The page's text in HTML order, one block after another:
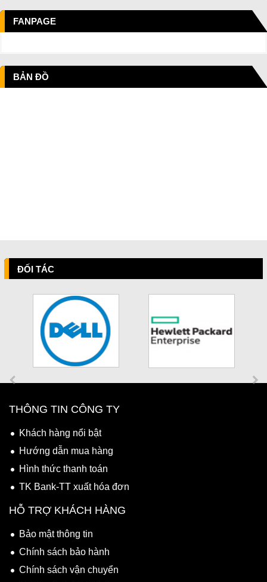
FANPAGE
BẢN ĐỒ
ĐỐI TÁC
THÔNG TIN CÔNG TY
Khách hàng nổi bật
Hướng dẫn mua hàng
Hình thức thanh toán
TK Bank-TT xuất hóa đơn
HỖ TRỢ KHÁCH HÀNG
Bảo mật thông tin
Chính sách bảo hành
Chính sách vận chuyển